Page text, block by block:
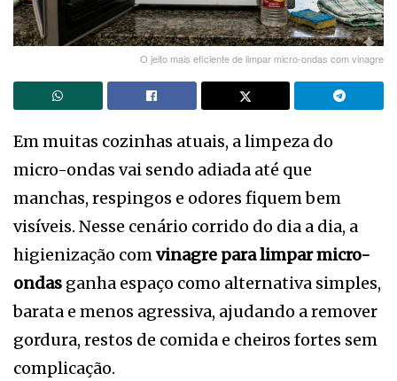
O jeito mais eficiente de limpar micro-ondas com vinagre
Em muitas cozinhas atuais, a limpeza do
micro-ondas vai sendo adiada até que
manchas, respingos e odores fiquem bem
visíveis. Nesse cenário corrido do dia a dia, a
higienização comvinagre para limpar micro-
ondas ganha espaço como alternativa simples,
barata e menos agressiva, ajudando a remover
gordura, restos de comida e cheiros fortes sem
complicação.